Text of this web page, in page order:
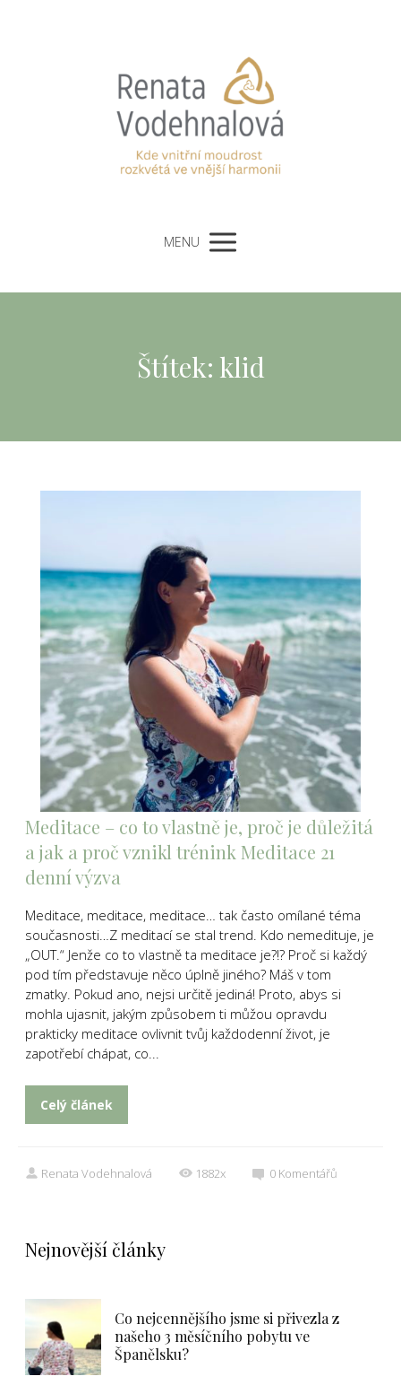
MENU
Štítek: klid
Meditace – co to vlastně je, proč je důležitá
a jak a proč vznikl trénink Meditace 21
denní výzva
Meditace, meditace, meditace… tak často omílané téma
současnosti…Z meditací se stal trend. Kdo nemedituje, je
„OUT.“ Jenže co to vlastně ta meditace je?!? Proč si každý
pod tím představuje něco úplně jiného? Máš v tom
zmatky. Pokud ano, nejsi určitě jediná! Proto, abys si
mohla ujasnit, jakým způsobem ti můžou opravdu
prakticky meditace ovlivnit tvůj každodenní život, je
zapotřebí chápat, co...
Celý článek
Renata Vodehnalová 1882x 0 Komentářů
Nejnovější články
Co nejcennějšího jsme si přivezla z
našeho 3 měsíčního pobytu ve
Španělsku?